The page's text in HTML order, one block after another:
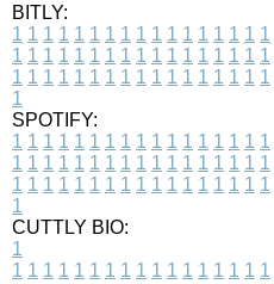
BITLY:
1 1 1 1 1 1 1 1 1 1 1 1 1 1 1 1 1
1 1 1 1 1 1 1 1 1 1 1 1 1 1 1 1 1
1 1 1 1 1 1 1 1 1 1 1 1 1 1 1 1 1
1
SPOTIFY:
1 1 1 1 1 1 1 1 1 1 1 1 1 1 1 1 1
1 1 1 1 1 1 1 1 1 1 1 1 1 1 1 1 1
1 1 1 1 1 1 1 1 1 1 1 1 1 1 1 1 1
1
CUTTLY BIO:
1
1 1 1 1 1 1 1 1 1 1 1 1 1 1 1 1 1